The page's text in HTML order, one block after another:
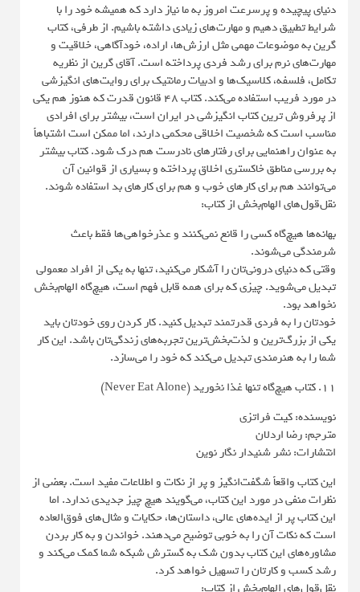
دنیای پیچیده و پرسرعت امروز به ما نیاز دارد که همیشه خود را با
شرایط تطبیق دهیم و مهارت‌های زیادی داشته باشیم. از طرفی، کتاب
گرین به موضوعات مهمی مثل ارزش‌ها، اراده، خودآگاهی، خلاقیت و
مهارت‌های نرم برای رشد فردی پرداخته است. آقای گرین از نظریه
تکامل، فلسفه، کلاسیک‌ها و ادبیات رمانتیک برای روایت‌های انگیزشی
در مورد فریب استفاده می‌کند. کتاب ۴۸ قانون قدرت که هنوز هم یکی
از پرفروش ترین کتاب انگیزشی در ایران است، بیشتر برای افرادی
مناسب است که شخصیت اخلاقی محکمی دارند، اما ممکن است اشتباهاً
به عنوان راهنمایی برای رفتارهای نادرست هم درک شود. کتاب بیشتر
به بررسی مناطق خاکستری اخلاق پرداخته و بسیاری از قوانین آن
می‌توانند هم برای کارهای خوب و هم برای کارهای بد استفاده شوند.
نقل‌قول‌های الهام‌بخش از کتاب:
بهانه‌ها هیچ‌گاه کسی را قانع نمی‌کنند و عذرخواهی‌ها فقط باعث
شرمندگی می‌شوند.
وقتی که دنیای درونی‌تان را آشکار می‌کنید، تنها به یکی از افراد معمولی
تبدیل می‌شوید. چیزی که برای همه قابل فهم است، هیچ‌گاه الهام‌بخش
نخواهد بود.
خودتان را به فردی قدرتمند تبدیل کنید. کار کردن روی خودتان باید
یکی از بزرگ‌ترین و لذت‌بخش‌ترین تجربه‌های زندگی‌تان باشد. این کار
شما را به هنرمندی تبدیل می‌کند که خود را می‌سازد.
11. کتاب هیچ‌گاه تنها غذا نخورید (Never Eat Alone)
نویسنده: کیت فراتزی
مترجم: رضا اردلان
انتشارات: نشر شنیدار نگار نوین
این کتاب واقعاً شگفت‌انگیز و پر از نکات و اطلاعات مفید است. بعضی از
نظرات منفی در مورد این کتاب، می‌گویند هیچ چیز جدیدی ندارد. اما
این کتاب پر از ایده‌های عالی، داستان‌ها، حکایات و مثال‌های فوق‌العاده
است که نکات آن را به خوبی توضیح می‌دهند. خواندن و به کار بردن
مشاوره‌های این کتاب بدون شک به گسترش شبکه شما کمک می‌کند و
رشد کسب و کارتان را تسهیل خواهد کرد.